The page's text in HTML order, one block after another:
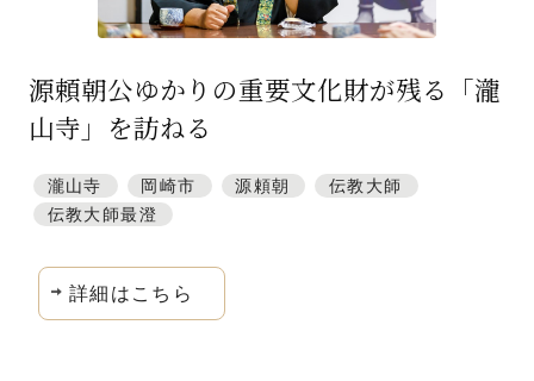
源頼朝公ゆかりの重要文化財が残る「瀧
山寺」を訪ねる
瀧山寺 岡崎市 源頼朝
伝教大師
伝教大師最澄
詳細はこちら